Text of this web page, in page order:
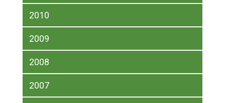
2010
2009
2008
2007